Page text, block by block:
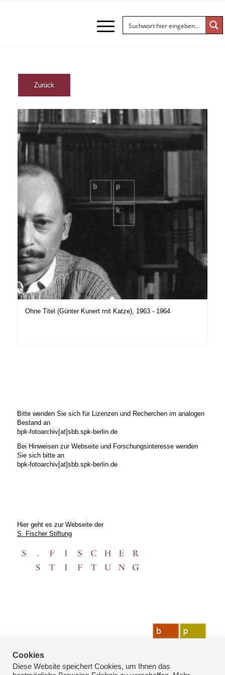
Ohne Titel (Günter Kunert mit Katze), 1963 - 1964
Bitte wenden Sie sich für Lizenzen und Recherchen im analogen
Bestand an
bpk-fotoarchiv[at]sbb.spk-berlin.de
Bei Hinweisen zur Webseite und Forschungsinteresse wenden
Sie sich bitte an
bpk-fotoarchiv[at]sbb.spk-berlin.de
Hier geht es zur Webseite der
S. Fischer Stiftung
Cookies
Diese Website speichert Cookies, um Ihnen das